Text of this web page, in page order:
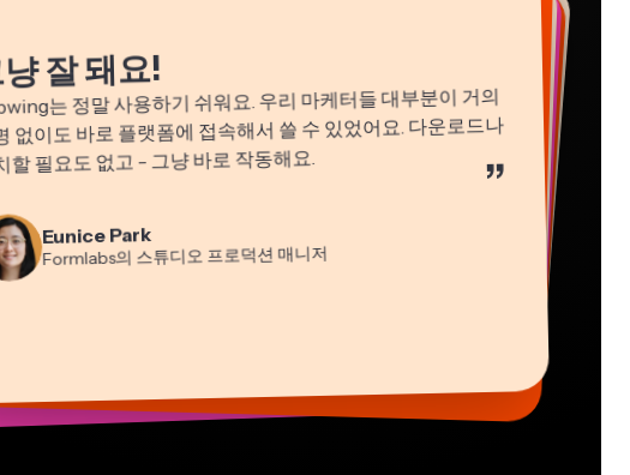
잘 돼요!
는 정말 사용하기 쉬워요. 우리 마케터들 대부분이 거의
없이도 바로 플랫폼에 접속해서 쓸 수 있었어요. 다운로드나
할 필요도 없고 - 그냥 바로 작동해요. ”
Eunice Park
Formlabs의 스튜디오 프로덕션 매니저
Gracie Peng
콘텐츠 디렉터
영상 편집기
Heidi Rae
교육
컨설턴트
Dina Segovia
원격 프리랜서 워커